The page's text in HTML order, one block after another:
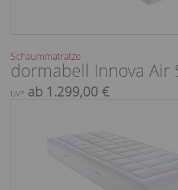
Schaummatratze
dormabell Innova Air
UVP ab 1.299,00 €